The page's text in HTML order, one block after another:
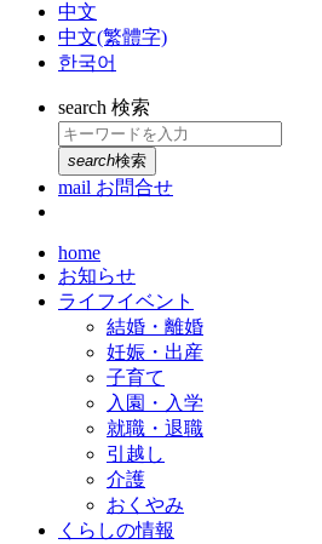
中文
中文(繁體字)
한국어
search 検索
search検索
mail お問合せ
home
お知らせ
ライフイベント
結婚・離婚
妊娠・出産
子育て
入園・入学
就職・退職
引越し
介護
おくやみ
くらしの情報